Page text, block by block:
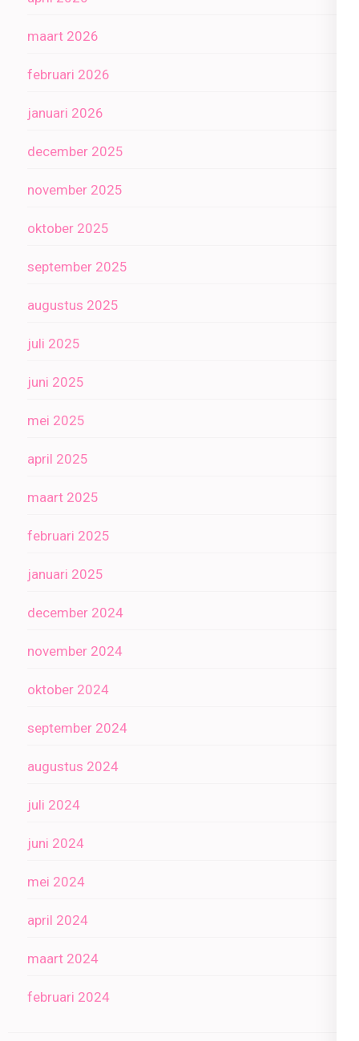
maart 2026
februari 2026
januari 2026
december 2025
november 2025
oktober 2025
september 2025
augustus 2025
juli 2025
juni 2025
mei 2025
april 2025
maart 2025
februari 2025
januari 2025
december 2024
november 2024
oktober 2024
september 2024
augustus 2024
juli 2024
juni 2024
mei 2024
april 2024
maart 2024
februari 2024